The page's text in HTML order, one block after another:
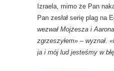
Izraela, mimo że Pan
Pan zesłał serię plag na
wezwał Mojżesza i
zgrzeszyłem» – wyznał.
ja i mój lud jesteśmy w